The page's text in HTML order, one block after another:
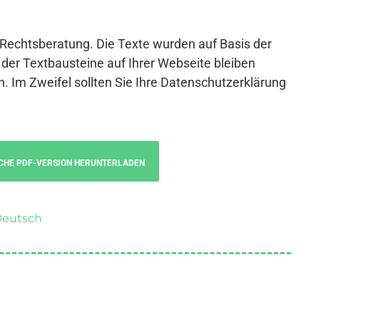
Die Texte wurden auf Basis der
Textbausteine auf Ihrer Webseite bleiben
Im Zweifel sollten Sie Ihre Datenschutzerklärung
PDF-VERSION HERUNTERLADEN